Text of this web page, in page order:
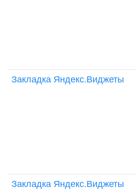
Закладка Яндекс.Виджеты
Закладка Яндекс.Виджеты